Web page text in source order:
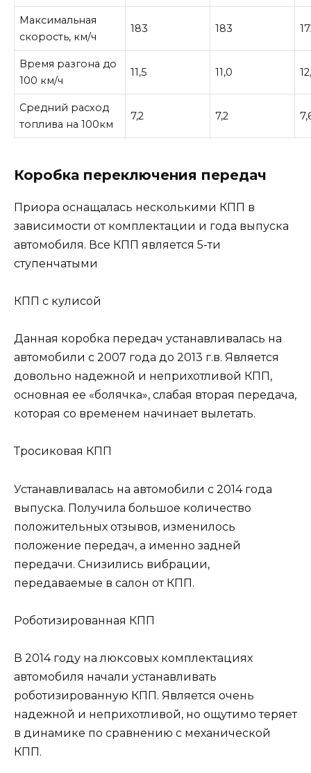
Максимальная
скорость, км/ч
183 183
Время разгона до
100 км/ч
11,5 11,0
Средний расход
топлива на 100км
7,2 7,2
Коробка переключения передач
Приора оснащалась несколькими КПП в
зависимости от комплектации и года выпуска
автомобиля. Все КПП является 5-ти
ступенчатыми
КПП с кулисой
Данная коробка передач устанавливалась на
автомобили с 2007 года до 2013 г.в. Является
довольно надежной и неприхотливой КПП,
основная ее «болячка», слабая вторая передача,
которая со временем начинает вылетать.
Тросиковая КПП
Устанавливалась на автомобили с 2014 года
выпуска. Получила большое количество
положительных отзывов, изменилось
положение передач, а именно задней
передачи. Снизились вибрации,
передаваемые в салон от КПП.
Роботизированная КПП
В 2014 году на люксовых комплектациях
автомобиля начали устанавливать
роботизированную КПП. Является очень
надежной и неприхотливой, но ощутимо теряет
в динамике по сравнению с механической
КПП.